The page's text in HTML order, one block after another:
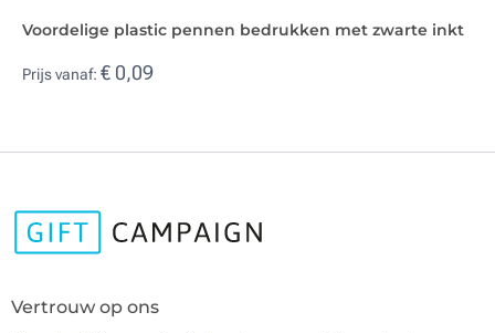
Voordelige plastic pennen bedrukken met zwarte inkt
Prijs vanaf: € 0,09
Vertrouw op ons